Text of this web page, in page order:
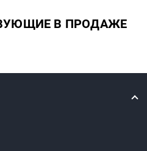
В ПРОДАЖЕ